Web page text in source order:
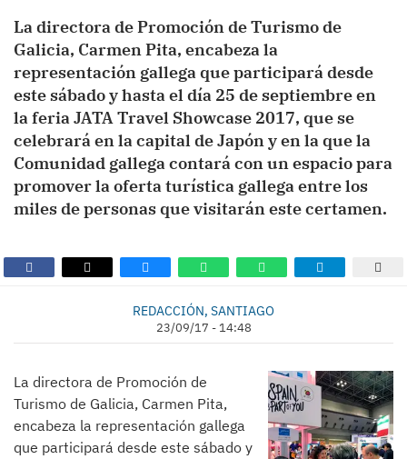
La directora de Promoción de Turismo de
Galicia, Carmen Pita, encabeza la
representación gallega que participará desde
este sábado y hasta el día 25 de septiembre en
la feria JATA Travel Showcase 2017, que se
celebrará en la capital de Japón y en la que la
Comunidad gallega contará con un espacio para
promover la oferta turística gallega entre los
miles de personas que visitarán este certamen.
REDACCIÓN, SANTIAGO
23/09/17 - 14:48
La directora de Promoción de
Turismo de Galicia, Carmen Pita,
encabeza la representación gallega
que participará desde este sábado y